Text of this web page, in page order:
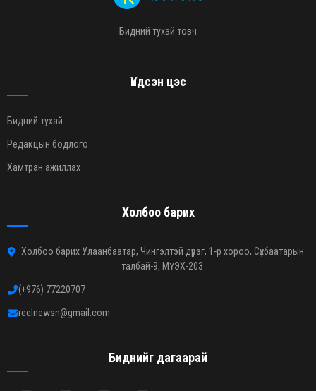
Бидний тухай товч
Үндсэн цэс
Бидний тухай
Редакцын бодлого
Хамтран ажиллах
Холбоо барих
Холбоо барих Улаанбаатар, Чингэлтэй дүүрэг, 1-р хороо, Сүхбаатарын
талбай-9, МҮЭХ-203
(+976) 77220707
reelnewsn@gmail.com
Биднийг дагаарай